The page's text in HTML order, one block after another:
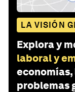
LA VISIÓN
Explora y
laboral y
problemas